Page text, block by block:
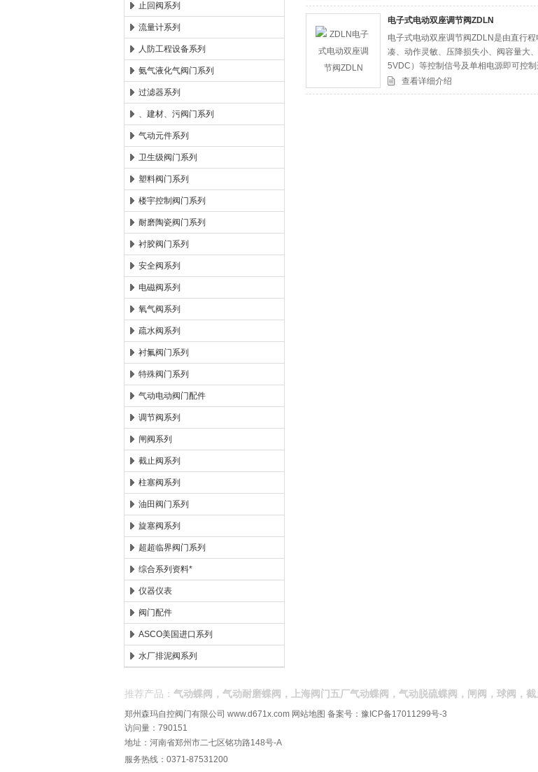
止回阀系列
流量计系列
人防工程设备系列
氨气液化气阀门系列
过滤器系列
、建材、污阀门系列
气动元件系列
卫生级阀门系列
塑料阀门系列
楼宇控制阀门系列
耐磨陶瓷阀门系列
衬胶阀门系列
安全阀系列
电磁阀系列
氧气阀系列
疏水阀系列
衬氟阀门系列
特殊阀门系列
气动电动阀门配件
调节阀系列
闸阀系列
截止阀系列
柱塞阀系列
油田阀门系列
旋塞阀系列
超超临界阀门系列
综合系列资料*
仪器仪表
阀门配件
ASCO美国进口系列
水厂排泥阀系列
电子式电动双座调节阀ZDLN
电子式电动双座调节阀ZDLN是由直行
凑、动作灵敏、压降损失小、阀容量大
5VDC）等控制信号及单相电源即可控
液体、蒸汽等介质的工艺参数如压力、
查看详细介绍
推荐产品： 气动蝶阀，气动耐磨蝶阀，上海阀门五厂气动蝶阀，气动脱硫蝶阀，闸阀，球阀，
郑州森玛自控阀门有限公司 www.d671x.com 网站地图 备案号： 豫ICP备17011299号-3
访问量：790151
地址：河南省郑州市二七区铭功路148号-A
服务热线：0371-87531200